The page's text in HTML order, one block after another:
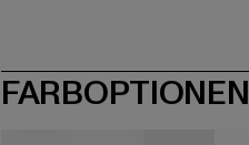
FARBOPTIONEN